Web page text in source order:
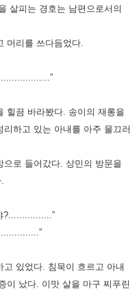
살피는 경호는 남편으로서의
머리를 쓰다듬었다.
힐끔 바라봤다. 송이의 재롱을
리하고 있는 아내를 아주 물끄러
로 들어갔다. 상민의 방문을
?................”
있었다. 침묵이 흐르고 아내
이 났다. 이맛 살을 마구 찌푸린